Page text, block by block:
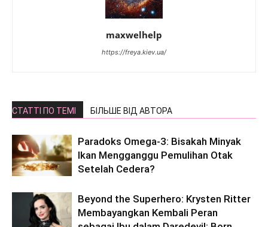
maxwelhelp
https://freya.kiev.ua/
СТАТТІ ПО ТЕМІ БІЛЬШЕ ВІД АВТОРА
Paradoks Omega-3: Bisakah Minyak
Ikan Mengganggu Pemulihan Otak
Setelah Cedera?
Beyond the Superhero: Krysten Ritter
Membayangkan Kembali Peran